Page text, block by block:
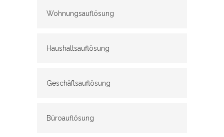
Wohnungsauflösung
Haushaltsauflösung
Geschäftsauflösung
Büroauflösung